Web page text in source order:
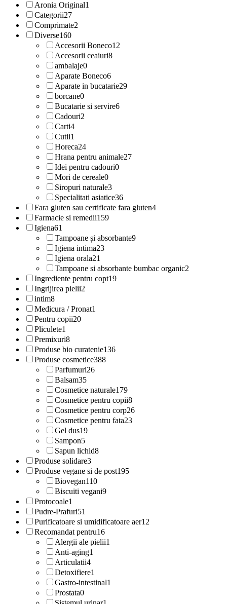
Aronia Original1
Categorii27
Comprimate2
Diverse160
Accesorii Boneco12
Accesorii ceaiuri8
ambalaje0
Aparate Boneco6
Aparate in bucatarie29
borcane0
Bucatarie si servire6
Cadouri2
Carti4
Cutii1
Horeca24
Hrana pentru animale27
Idei pentru cadouri0
Mori de cereale0
Siropuri naturale3
Specialitati asiatice36
Fara gluten sau certificate fara gluten4
Farmacie si remedii159
Igiena61
Tampoane și absorbante9
Igiena intima23
Igiena orala21
Tampoane si absorbante bumbac organic2
Ingrediente pentru copt19
Ingrijirea pielii2
intim8
Medicura / Pronat1
Pentru copii20
Pliculete1
Premixuri8
Produse bio curatenie136
Produse cosmetice388
Parfumuri26
Balsam35
Cosmetice naturale179
Cosmetice pentru copii8
Cosmetice pentru corp26
Cosmetice pentru fata23
Gel dus19
Sampon5
Sapun lichid8
Produse solidare3
Produse vegane si de post195
Biovegan110
Biscuiti vegani9
Protocoale1
Pudre-Prafuri51
Purificatoare si umidificatoare aer12
Recomandat pentru16
Alergii ale pielii1
Anti-aging1
Articulatii4
Detoxifiere1
Gastro-intestinal1
Prostata0